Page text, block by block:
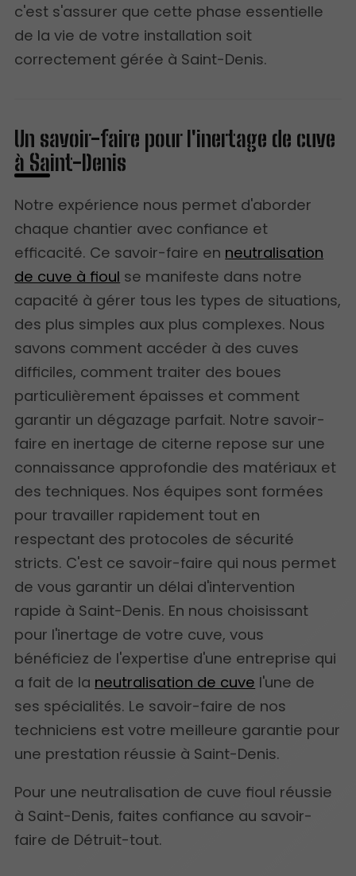
c'est s'assurer que cette phase essentielle
de la vie de votre installation soit
correctement gérée à Saint-Denis.
Un savoir-faire pour l'inertage de cuve
à Saint-Denis
Notre expérience nous permet d'aborder
chaque chantier avec confiance et
efficacité. Ce savoir-faire en neutralisation
de cuve à fioul se manifeste dans notre
capacité à gérer tous les types de situations,
des plus simples aux plus complexes. Nous
savons comment accéder à des cuves
difficiles, comment traiter des boues
particulièrement épaisses et comment
garantir un dégazage parfait. Notre savoir-
faire en inertage de citerne repose sur une
connaissance approfondie des matériaux et
des techniques. Nos équipes sont formées
pour travailler rapidement tout en
respectant des protocoles de sécurité
stricts. C'est ce savoir-faire qui nous permet
de vous garantir un délai d'intervention
rapide à Saint-Denis. En nous choisissant
pour l'inertage de votre cuve, vous
bénéficiez de l'expertise d'une entreprise qui
a fait de la neutralisation de cuve l'une de
ses spécialités. Le savoir-faire de nos
techniciens est votre meilleure garantie pour
une prestation réussie à Saint-Denis.
Pour une neutralisation de cuve fioul réussie
à Saint-Denis, faites confiance au savoir-
faire de Détruit-tout.